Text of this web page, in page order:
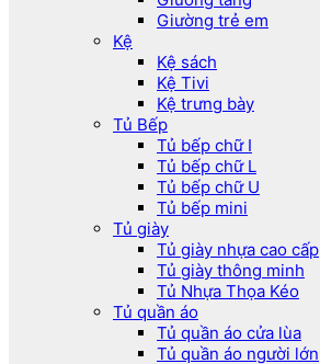
Giường trẻ em
Kệ
Kệ sách
Kệ Tivi
Kệ trưng bày
Tủ Bếp
Tủ bếp chữ I
Tủ bếp chữ L
Tủ bếp chữ U
Tủ bếp mini
Tủ giày
Tủ giày nhựa cao cấp
Tủ giày thông minh
Tủ Nhựa Thọa Kéo
Tủ quần áo
Tủ quần áo cửa lùa
Tủ quần áo người lớn